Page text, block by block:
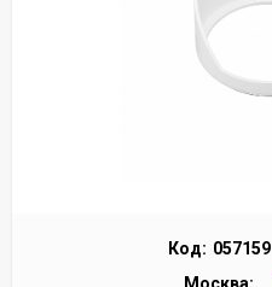
Код: 057159